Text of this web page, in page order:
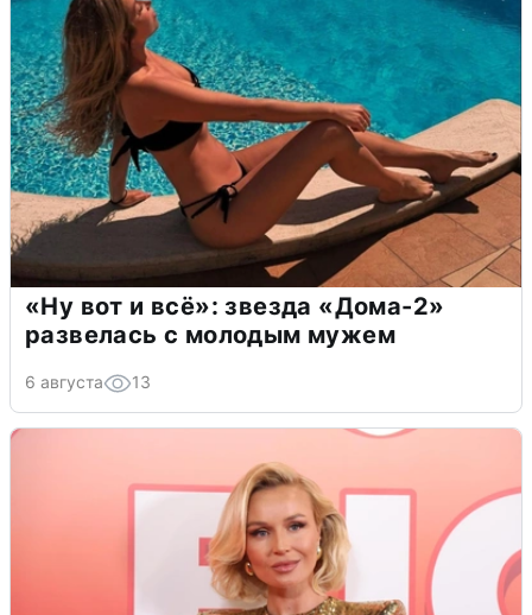
«Ну вот и всё»: звезда «Дома-2»
развелась с молодым мужем
6 августа 13